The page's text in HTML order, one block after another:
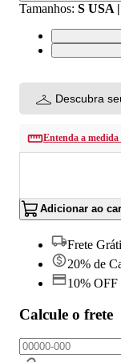
Tamanhos: S USA
XS USA |
L USA | G
Descubra
Entenda a
Adicionar ao
Frete
20% de
10%
Calcule o frete